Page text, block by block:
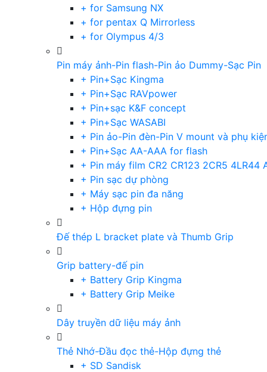
+ for Samsung NX
+ for pentax Q Mirrorless
+ for Olympus 4/3
Pin máy ảnh-Pin flash-Pin ảo Dummy-Sạc Pin
+ Pin+Sạc Kingma
+ Pin+Sạc RAVpower
+ Pin+sạc K&F concept
+ Pin+Sạc WASABI
+ Pin ảo-Pin đèn-Pin V mount và phụ
+ Pin+Sạc AA-AAA for flash
+ Pin máy film CR2 CR123 2CR5 4LR44
+ Pin sạc dự phòng
+ Máy sạc pin đa năng
+ Hộp đựng pin
Đế thép L bracket plate và Thumb Grip
Grip battery-đế pin
+ Battery Grip Kingma
+ Battery Grip Meike
Dây truyền dữ liệu máy ảnh
Thẻ Nhớ-Đầu đọc thẻ-Hộp đựng thẻ
+ SD Sandisk